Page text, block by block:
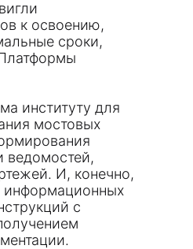
к освоению,
сроки,
институту для
мостовых
ведомостей,
И, конечно,
информационных
с